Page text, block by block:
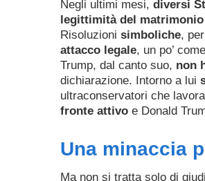
Negli ultimi mesi, diversi
legittimità del
Risoluzioni simboliche,
attacco legale, un po’
Trump, dal canto suo, non
dichiarazione. Intorno a lui
ultraconservatori che
fronte attivo e Donald
Una minaccia
Ma non si tratta solo di